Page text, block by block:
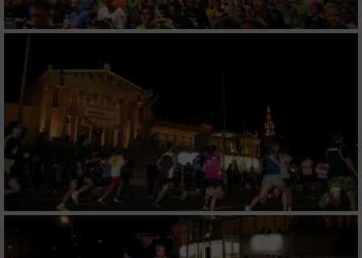
Erstellung von Profilen zur Personalisierung
von Inhalten
personalisierter Inhalte
Messung der Werbeleistung
Messung der Performance von Inhalten
Analyse von Zielgruppen durch Statistiken
oder Kombinationen von Daten aus
verschiedenen Quellen